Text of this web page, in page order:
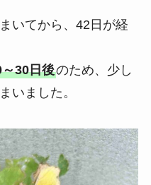
いてから、42日が経
30日後のため、少し
いました。